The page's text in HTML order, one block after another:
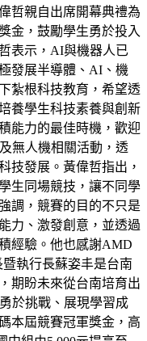
哲親自出席開幕典禮為
金，鼓勵學生勇於投入
表示，AI與機器人已
發展半導體、AI、機
紮根科技教育，希望透
養學生科技素養與創新
能力的最佳時機，歡迎
無人機相關活動，透
技發展。黃偉哲指出，
生同場競技，讓不同學
調，競賽的目的不只是
力、激發創意，並透過
經驗。他也感謝AMD
執行長蘇姿丰是台南
期盼未來從台南培育出
於挑戰、展現學習成
本屆競賽冠軍獎金，高